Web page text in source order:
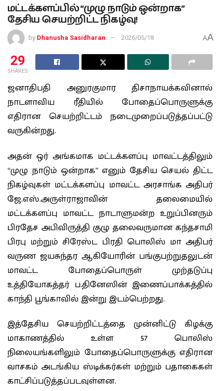
மட்டக்களப்பில் “முழு நாடும் ஒன்றாக”
தேசிய செயற்றிட்ட நிகழ்வு!
by Dhanusha Sasidharan 2026/05/18 AA
29
SHARES
ஜனாதிபதி அனுரகுமார திசாநாயக்கவினால்
நாடளாவிய ரீதியில் போதைப்பொருளுக்கு
எதிரான செயற்றிட்டம் நடைமுறைப்படுத்தப்பட்டு
வருகின்றது.
அதன் ஒர் அங்கமாக மட்டக்களப்பு மாவட்டத்திலும்
“முழு நாடும் ஒன்றாக” எனும் தேசிய செயல் திட்ட
நிகழ்வுகள் மட்டக்களப்பு மாவட்ட அரசாங்க அதிபர்
ஜே.எஸ்.அருள்ராஜாவின் தலைமையில்
மட்டக்களப்பு மாவட்ட நாடாளுமன்ற உறுப்பினரும்
பிரதேச அபிவிருத்தி குழு தலைவருமான கந்தசாமி
பிரபு மற்றும் சிரேஸ்ட பிரதி பொலிஸ் மா அதிபர்
வருண ஜயசுந்தர ஆகியோரின் பங்குபற்றுதலுடன்
மாவட்ட போதைப்பொருள் முற்தடுப்பு
உத்தியோகத்தர் ப.தினேஸின் இணைப்பாக்கத்தில்
காந்தி பூங்காவில் இன்று இடம்பெற்றது.
இத்தேசிய செயற்றிட்டத்தை முன்னிட்டு கிழக்கு
மாகாணத்தில் உள்ள 57 பொலிஸ்
நிலையங்களிலும் போதைப்பொருளுக்கு எதிரான
வாசகம் அடங்கிய ஸ்டிக்கர்கள் மற்றும் பதாகைகள்
காட்சிப்படுத்தப்படவுள்ளன.